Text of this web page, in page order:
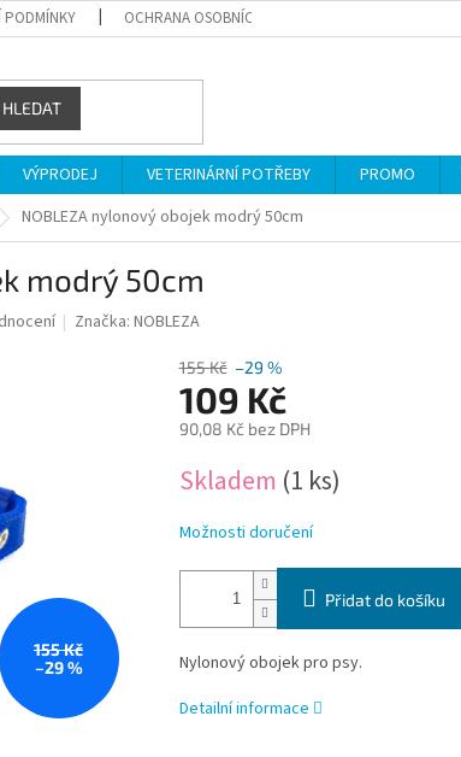
PODMÍNKY OCHRANA OSOBNÍCH ÚDAJŮ
HLEDAT
VÝPRODEJ VETERINÁRNÍ POTŘEBY PROMO
NOBLEZA nylonový obojek modrý 50cm
modrý 50cm
Značka:NOBLEZA
155 Kč
–29 %
155 Kč –29 %
109 Kč
90,08 Kč bez DPH
cena:
Skladem (1 ks)
Možnosti doručení
Přidat do košíku
Nylonový obojek pro psy.
Detailní informace